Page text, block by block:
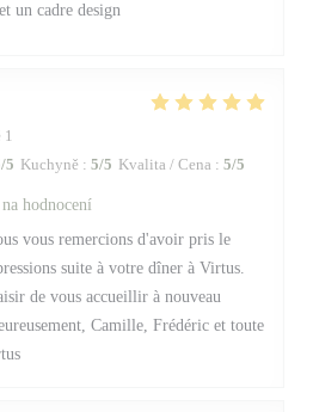
un cadre design
1
/5 Kuchyně : 5/5 Kvalita / Cena : 5/5
hodnocení
vous remercions d'avoir pris le
suite à votre dîner à Virtus.
de vous accueillir à nouveau
Camille, Frédéric et toute